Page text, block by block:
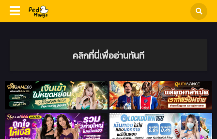
คลิกที่นี่เพื่ออ่านทันที